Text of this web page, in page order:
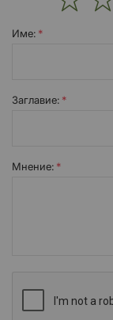
Име:
Заглавиe:
Мнение: